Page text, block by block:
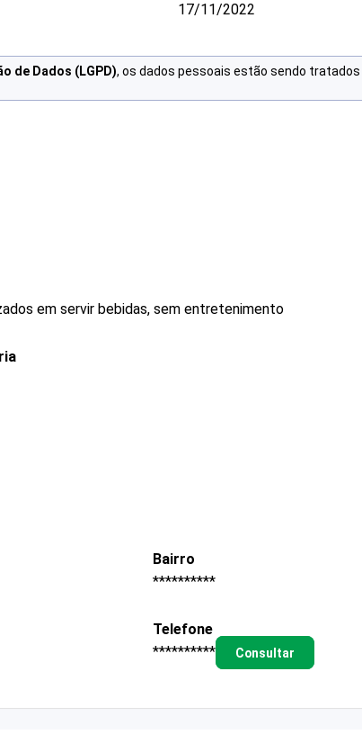
17/11/2022
de Dados (LGPD), os dados pessoais estão sendo
em servir bebidas, sem entretenimento
Bairro
**********
Telefone
**********
Consultar